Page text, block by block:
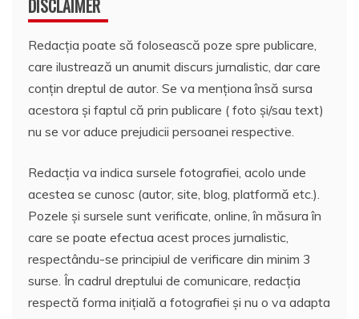
DISCLAIMER
Redacția poate să folosească poze spre publicare,
care ilustrează un anumit discurs jurnalistic, dar care
conțin dreptul de autor. Se va menționa însă sursa
acestora și faptul că prin publicare ( foto și/sau text)
nu se vor aduce prejudicii persoanei respective.
Redacția va indica sursele fotografiei, acolo unde
acestea se cunosc (autor, site, blog, platformă etc.).
Pozele și sursele sunt verificate, online, în măsura în
care se poate efectua acest proces jurnalistic,
respectându-se principiul de verificare din minim 3
surse. În cadrul dreptului de comunicare, redacția
respectă forma inițială a fotografiei și nu o va adapta